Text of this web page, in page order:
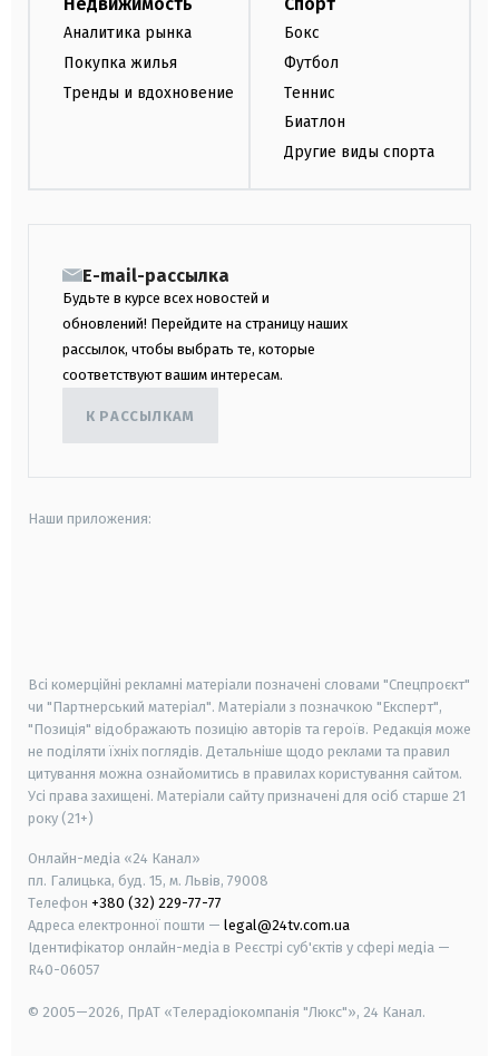
Аналитика рынка
Покупка жилья
Тренды и вдохновение
Бокс
Футбол
Теннис
Биатлон
Другие виды спорта
E-mail-рассылка
Будьте в курсе всех новостей и
обновлений! Перейдите на страницу наших
рассылок, чтобы выбрать те, которые
соответствуют вашим интересам.
К РАССЫЛКАМ
Наши приложения:
Всі комерційні рекламні матеріали позначені словами "Спецпроєкт"
чи "Партнерський матеріал". Матеріали з позначкою "Експерт",
"Позиція" відображають позицію авторів та героїв. Редакція може
не поділяти їхніх поглядів. Детальніше щодо реклами та правил
цитування можна ознайомитись в правилах користування сайтом.
Усі права захищені. Матеріали сайту призначені для осіб старше 21
року (21+)
Онлайн-медіа «24 Канал»
пл. Галицька, буд. 15, м. Львів, 79008
Телефон +380 (32) 229-77-77
Адреса електронної пошти — legal@24tv.com.ua
Ідентифікатор онлайн-медіа в Реєстрі суб'єктів у сфері медіа —
R40-06057
© 2005—2026, ПрАТ «Телерадіокомпанія "Люкс"», 24 Канал.